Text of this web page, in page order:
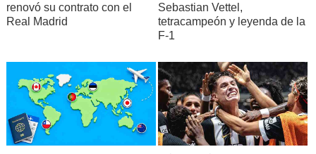
renovó su contrato con el
Real Madrid
Sebastian Vettel,
tetracampeón y leyenda de la
F-1